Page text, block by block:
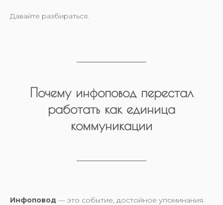
Давайте разбираться.
Почему инфоповод перестал
работать как единица
коммуникации
Инфоповод — это событие, достойное упоминания.